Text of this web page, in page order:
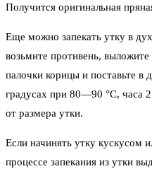
Получится оригинальная
Еще можно запекать утку в
возьмите противень,
палочки корицы и поставьте в
градусах при 80—90 °С, часа
от размера утки.
Если начинять утку кускусом
процессе запекания из утки